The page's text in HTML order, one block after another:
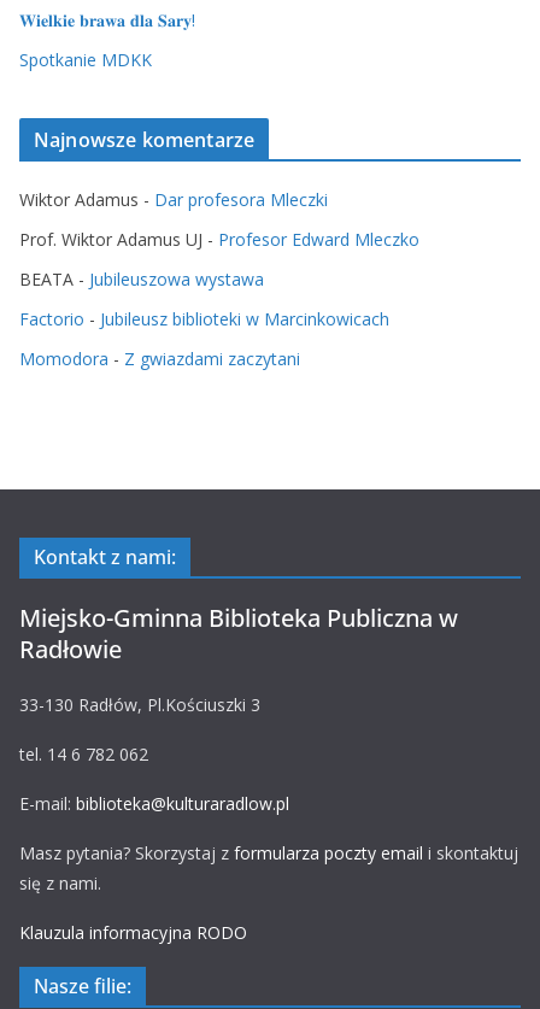
𝐖𝐢𝐞𝐥𝐤𝐢𝐞 𝐛𝐫𝐚𝐰𝐚 𝐝𝐥𝐚 𝐒𝐚𝐫𝐲!
Spotkanie MDKK
Najnowsze komentarze
Wiktor Adamus - Dar profesora Mleczki
Prof. Wiktor Adamus UJ - Profesor Edward Mleczko
BEATA - Jubileuszowa wystawa
Factorio - Jubileusz biblioteki w Marcinkowicach
Momodora - Z gwiazdami zaczytani
Kontakt z nami:
Miejsko-Gminna Biblioteka Publiczna w
Radłowie
33-130 Radłów, Pl.Kościuszki 3
tel. 14 6 782 062
E-mail: biblioteka@kulturaradlow.pl
Masz pytania? Skorzystaj z formularza poczty email i skontaktuj
się z nami.
Klauzula informacyjna RODO
Nasze filie: